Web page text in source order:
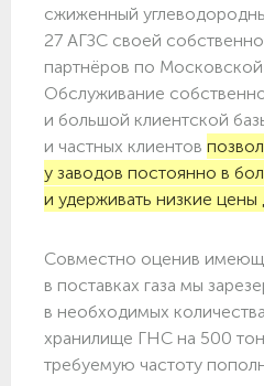
сжиженный
27 АГЗС своей
партнёров по Московской
Обслуживание
и большой клиентской
и частных клиентов
у заводов постоянно в
и удерживать низкие цены
Совместно оценив
в поставках газа мы
в необходимых
хранилище ГНС на 500
требуемую частоту